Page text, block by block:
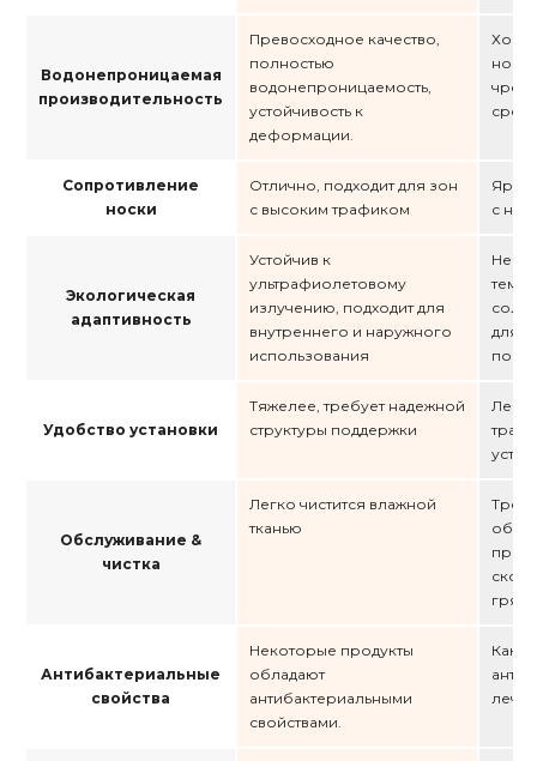
Водонепроницаемая
производительность
Превосходное качество,
полностью
водонепроницаемость,
устойчивость к
деформации.
но
Сопротивление
носки
Отлично, подходит для зон
с высоким трафиком
с
Экологическая
адаптивность
Устойчив к
ультрафиолетовому
излучению, подходит для
внутреннего и наружного
использования
Не
для
Удобство установки
Тяжелее, требует надежной
структуры поддержки
Обслуживание &
чистка
Легко чистится влажной
тканью
грязи
Антибактериальные
свойства
Некоторые продукты
обладают
антибактериальными
свойствами.
Как